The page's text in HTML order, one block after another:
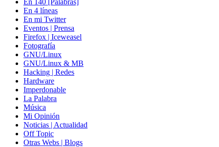
En 140 [Palabras]
En 4 líneas
En mi Twitter
Eventos | Prensa
Firefox | Iceweasel
Fotografía
GNU/Linux
GNU/Linux & MB
Hacking | Redes
Hardware
Imperdonable
La Palabra
Música
Mi Opinión
Noticias | Actualidad
Off Topic
Otras Webs | Blogs